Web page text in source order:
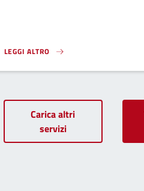
LEGGI ALTRO
CERTIFICATI ANAGRAFICI - ANPR}
Carica altri
servizi